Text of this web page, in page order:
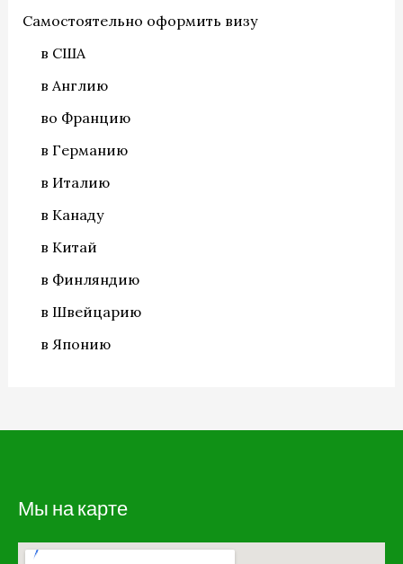
Самостоятельно оформить визу
в США
в Англию
во Францию
в Германию
в Италию
в Канаду
в Китай
в Финляндию
в Швейцарию
в Японию
Мы на карте